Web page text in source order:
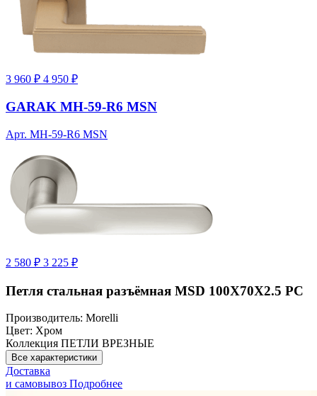
3 960 ₽ 4 950 ₽
GARAK MH-59-R6 MSN
Арт. MH-59-R6 MSN
2 580 ₽ 3 225 ₽
Петля стальная разъёмная MSD 100X70X2.5 PC
Производитель: Morelli
Цвет: Хром
Коллекция ПЕТЛИ ВРЕЗНЫЕ
Все характеристики
Доставка
и самовывоз Подробнее